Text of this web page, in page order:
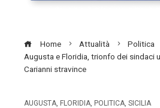
Home Attualità
Politica
Augusta e Floridia, trionfo dei sindaci
Carianni stravince
AUGUSTA, FLORIDIA, POLITICA, SICILIA